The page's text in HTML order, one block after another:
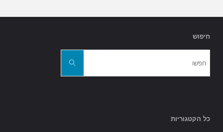
חיפוש
חפשו
כל הקטגוריות